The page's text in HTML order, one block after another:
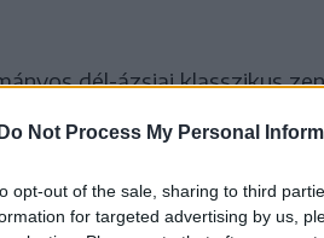
Do Not Process My Personal
opt-out of the sale, sharing to third
for targeted advertising by us,
dél-ázsiai klasszikus
továbbá Rabih Abou-Khalil
és klasszikus zenével keveri.
zongoraművész,